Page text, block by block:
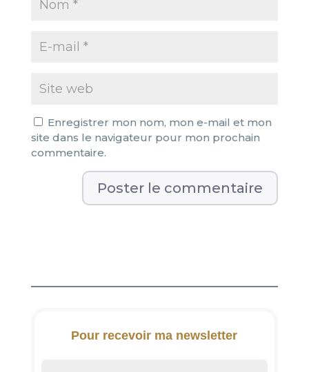
Enregistrer mon nom, mon e-mail et mon
site dans le navigateur pour mon prochain
commentaire.
n
Pour recevoir ma newsletter